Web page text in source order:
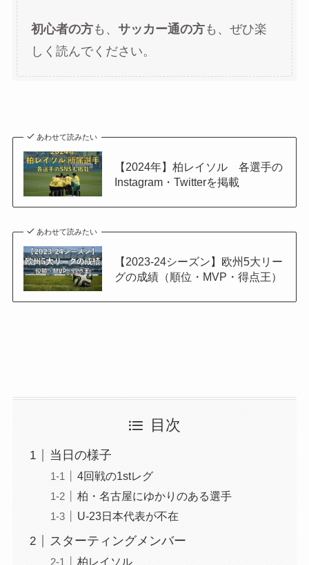
初心者の方も、 サッカー通の方も、ぜひ楽
しく読んでください。
あわせて読みたい
【2024年】柏レイソル 各選手の
Instagram・Twitterを掲載
あわせて読みたい
【2023-24シーズン】欧州5大リー
グの成績（順位・MVP・得点王）
目次
当日の様子
4回戦の1stレグ
柏・名古屋にゆかりのある選手
U-23日本代表が不在
スターティングメンバー
柏レイソル